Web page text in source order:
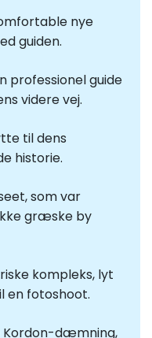
nye
guiden.
professionel guide
videre vej.
til dens
historie.
som var
græske by
kompleks, lyt
en fotoshoot.
Kordon-dæmning,